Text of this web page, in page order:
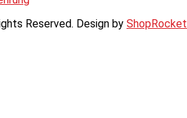
Reserved. Design by ShopRocket